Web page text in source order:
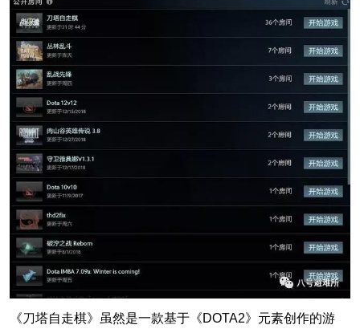
《刀塔自走棋》虽然是一款基于《DOTA2》元素创作的游